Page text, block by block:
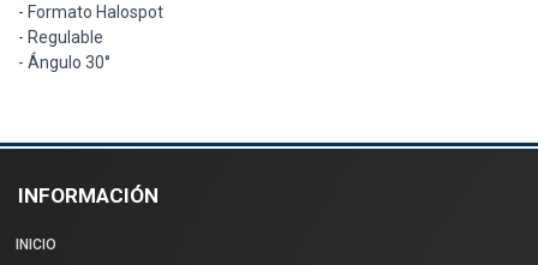
- Formato Halospot
- Regulable
- Ángulo 30°
INFORMACIÓN
INICIO